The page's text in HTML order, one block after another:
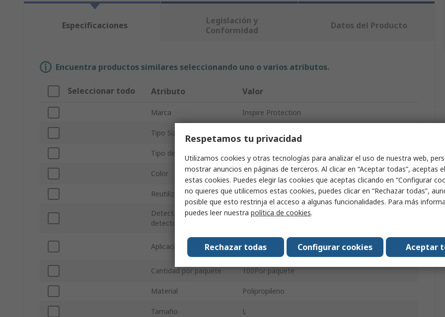
Especificaciones
Legislación y
Conformidad
Datos del Producto
Encuentra productos similares seleccionando uno o varios atributos.
Seleccionar todo Atributo Valor
Marca Inspire Protection
Tipo Sub Cubrebarba
Tipo de producto
Color Azul
Reutilizable/desechable Desechable
Detectable por
detector de metal
Sí
Aplicación
Industria de belleza, Aplicaciones industriales y
alimentarias, Industrial general, Sector médico
Cantidad por paquete 100Por paquete
Material Polipropileno
Tamaño L
Respetamos tu privacidad
Utilizamos cookies y otras tecnologías para analizar el uso de nuestra web,
mostrar anuncios en páginas de terceros. Al clicar en “Aceptar todas”, aceptas
estas cookies. Puedes elegir las cookies que aceptas clicando en “Configurar
no quieres que utilicemos estas cookies, puedes clicar en “Rechazar todas”,
posible que esto restrinja el acceso a algunas funcionalidades. Para más
puedes leer nuestra política de cookies.
Aceptar
Configurar cookies
Rechazar todas